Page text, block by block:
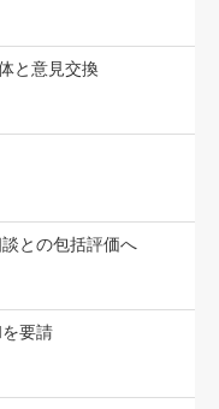
と意見交換
との包括評価へ
要請